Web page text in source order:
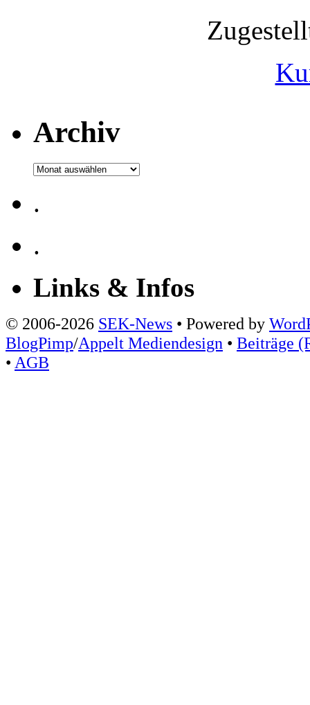
Archiv
Archiv
.
.
Links & Infos
© 2006-2026 SEK-News • Powered by
BlogPimp/Appelt Mediendesign • Beiträge
• AGB